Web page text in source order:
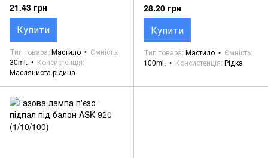
21.43 грн
Купити
Тип товара Мастило
Ємність
30ml.
Консистенція
Масляниста рідина
28.20 грн
Купити
Тип товара Мастило
Ємність
100ml.
Консистенція Рідка